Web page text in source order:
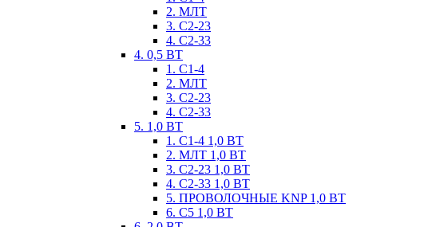
2. МЛТ
3. С2-23
4. С2-33
4. 0,5 ВТ
1. С1-4
2. МЛТ
3. С2-23
4. С2-33
5. 1,0 ВТ
1. С1-4 1,0 ВТ
2. МЛТ 1,0 ВТ
3. С2-23 1,0 ВТ
4. С2-33 1,0 ВТ
5. ПРОВОЛОЧНЫЕ KNP 1,0 ВТ
6. С5 1,0 ВТ